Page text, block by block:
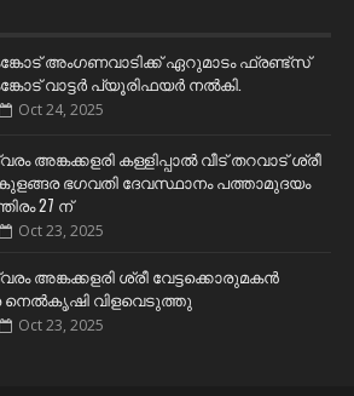
അംഗണവാടിക്ക് ഏറുമാടം ഫ്രണ്ട്സ്
വാട്ടർ പ്യൂരിഫയർ നൽകി.
Oct 24, 2025
അങ്കക്കളരി കള്ളിപ്പാൽ വീട് തറവാട് ശ്രീ
ഭഗവതി ദേവസ്ഥാനം പത്താമുദയം
27 ന്
Oct 23, 2025
അങ്കക്കളരി ശ്രീ വേട്ടക്കൊരുമകൻ
നെൽകൃഷി വിളവെടുത്തു
Oct 23, 2025